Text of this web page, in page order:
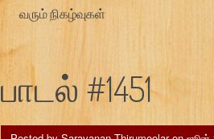
வரும் நிகழ்வுகள்
பாடல் #1451